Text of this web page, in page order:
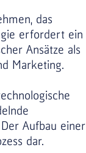
das
erfordert ein
Ansätze als
Marketing.
Aufbau einer
dar.